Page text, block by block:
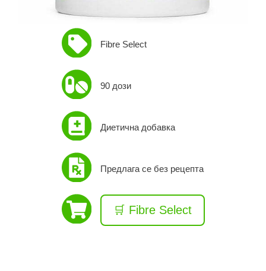
Fibre Select
90 дози
Диетична добавка
Предлага се без рецепта
🛒 Fibre Select